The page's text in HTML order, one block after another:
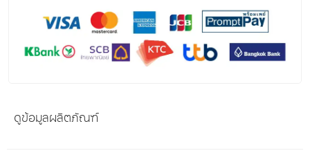
ดูข้อมูลผลิตภัณฑ์